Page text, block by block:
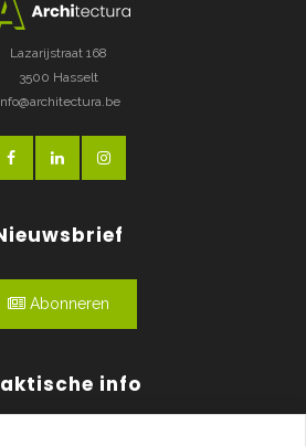
Lazarijstraat 168
3500 Hasselt
Abonneren
info